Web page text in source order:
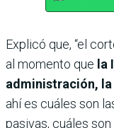
Explicó que, “el
al momento que la
administración,
ahí es cuáles son
pasivas, cuáles